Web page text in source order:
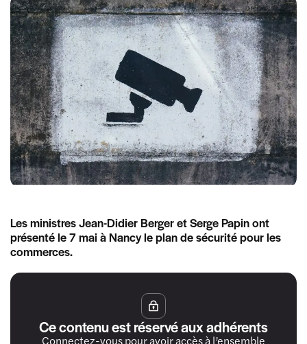
Les ministres Jean-Didier Berger et Serge Papin ont
présenté le 7 mai à Nancy le plan de sécurité pour les
commerces.
Ce contenu est réservé aux adhérents
Connectez-vous pour avoir accès à l’ensemble